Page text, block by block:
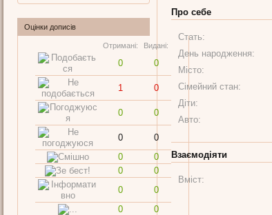
Оцінки дописів
Отримані: Видані:
0 0
1 0
0 0
0
0
0
0
0
0
0
0
0
0
Про себе
Стать:
День народження:
Місто:
Сімейний стан:
Діти:
Авто:
Взаємодіяти
Вміст: